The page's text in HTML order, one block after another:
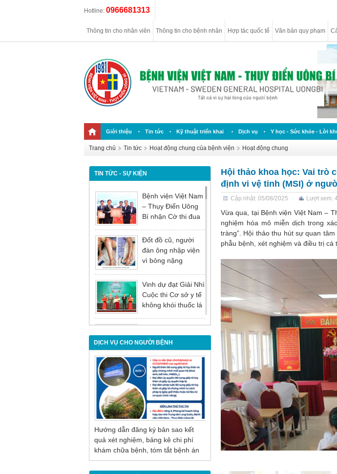
Hotline: 0966681313
Thông tin cho nhân viên Thông tin cho bệnh nhân Hợp tác quốc tế Văn bản quy phạm
Giới thiệu Tin tức Kỹ thuật triển khai Dịch vụ Y học - Sức khỏe - Lời
Trang chủ Tin tức Hoạt động chung của bệnh viện Hoạt động chung
TIN TỨC - SỰ KIỆN
Bệnh viện Việt Nam
– Thụy Điển Uông
Bí nhận Cờ thi đua
năm 2025 của
Đảng ủy - Ủy ban
nhân dân Tỉnh
Đốt đồ cũ, người
đàn ông nhập viện
vì bỏng nặng
Vinh dự đạt Giải Nhì
Cuộc thi Cơ sở y tế
không khói thuốc lá
rào cản khiến việc
điều trị bị chậm trễ
Nội soi mật tụy
ngược dòng – Giải
pháp tối ưu cho
người bệnh sỏi ống
mật chủ
DỊCH VỤ CHO NGƯỜI BỆNH
Hướng dẫn đăng ký bản sao kết
quả xét nghiệm, bảng kê chi phí
khám chữa bệnh, tóm tắt bệnh án
Hội thảo khoa học: Vai trò
định vi vệ tinh (MSI) ở
Cập nhật: 05/08/2025 Lượt xem:
Vừa qua, tại Bệnh viện Việt Nam –
nghiệm hóa mô miễn dịch trong
tràng”. Hội thảo thu hút sự quan
phẫu bệnh, xét nghiệm và điều trị